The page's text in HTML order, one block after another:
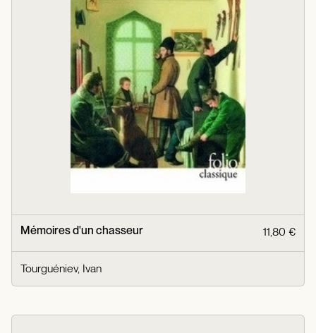
Mémoires d'un chasseur 11,80 €
Tourguéniev, Ivan